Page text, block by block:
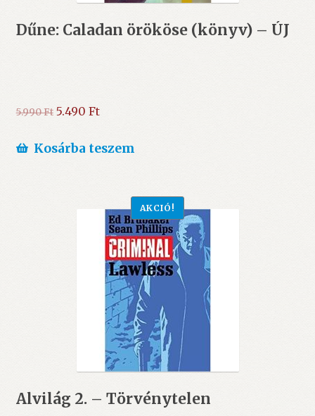
Dűne: Caladan örököse (könyv) – ÚJ
5.990Ft Original
was:
5.490 FtCurrent
is:
Kosárba teszem
Alvilág 2. – Törvénytelen
AKCIÓ!